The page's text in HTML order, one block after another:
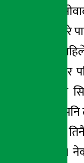
केही दिन अघि
भेट गरेको र त्यसबारे
प्रवक्ता प्रकाण्डले
विरुद्ध गाली
समाचार
प्रकाण्डले बताए ।
केही दिन अघि मात्र
भाषण गरेका थिए ।